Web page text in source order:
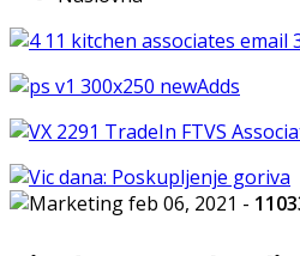
feb 06, 2021 -